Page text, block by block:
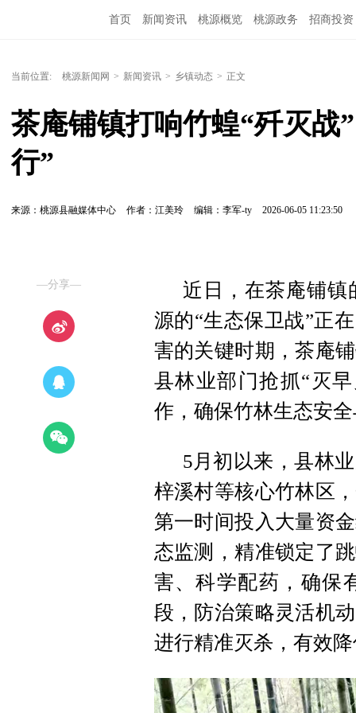
首页 新闻资讯 桃源概览 桃源政务 招商投资
当前位置: 桃源新闻网 > 新闻资讯 > 乡镇动态 > 正文
茶庵铺镇打响竹蝗“歼灭战
行”
来源：桃源县融媒体中心 作者：江美玲 编辑：李军-ty 2026-06-05 11:23:50
—分享—
近日，在茶庵铺镇
源的“生态保卫战”正
害的关键时期，茶庵
县林业部门抢抓“灭
作，确保竹林生态安
5月初以来，县林
梓溪村等核心竹林区
第一时间投入大量资
态监测，精准锁定了
害、科学配药，确保
段，防治策略灵活机
进行精准灭杀，有效